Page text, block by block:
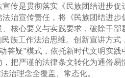
传是贯彻落实《民族团结进步
治宣传责任，将《民族团结进
核心要义与实践要求，破除干
族工作法治思维。创新宣讲方
答疑”模式，依托新时代文明实
把严谨的法律条文转化为通俗
治理念全覆盖、常态化。